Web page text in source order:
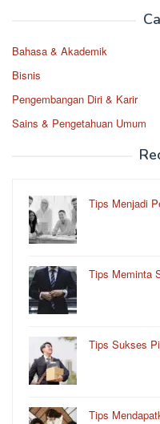
Bahasa & Akademik
Bisnis
Pengembangan Diri & Karir
Sains & Pengetahuan Umum
Tips Menjadi
Tips Meminta
Tips Sukses
Tips